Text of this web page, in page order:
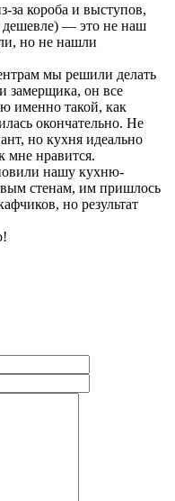
за короба и выступов,
дешевле) — это не наш
но не нашли
мы решили делать
замерщика, он все
именно такой, как
окончательно. Не
но кухня идеально
мне нравится.
нашу кухню-
стенам, им пришлось
но результат